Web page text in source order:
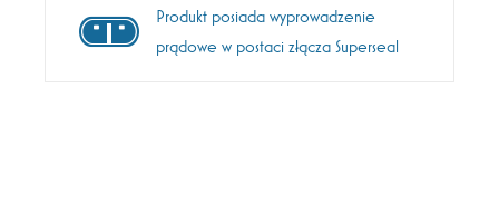
Produkt posiada wyprowadzenie
prądowe w postaci złącza Superseal